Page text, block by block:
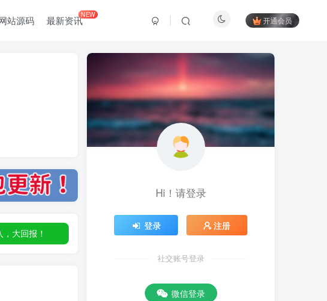
站源码 最新资讯NEW
开通会员
，大回报！
大回报！
Hi！请登录
登录 注册
社交账号登录
微信登录